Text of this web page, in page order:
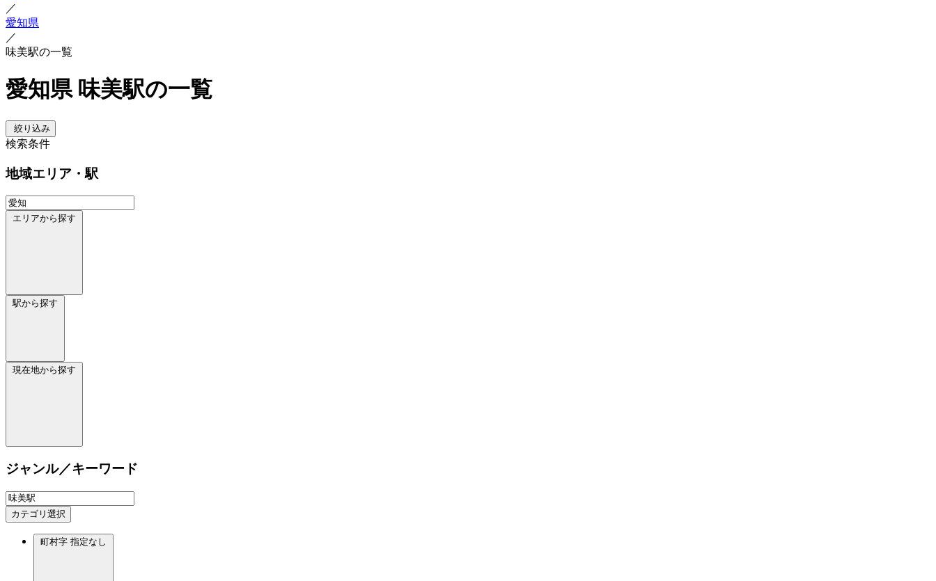
／
愛知県
／
味美駅の一覧
愛知県 味美駅の一覧
絞り込み
検索条件
地域エリア・駅
エリアから探す
駅から探す
現在地から探す
ジャンル／キーワード
カテゴリ選択
町村字 指定なし